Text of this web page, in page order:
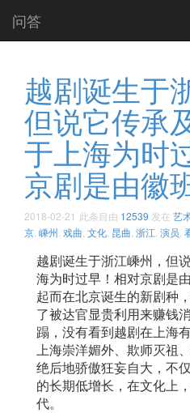
问答
越剧诞生于
但说它传承
于上海为时
京剧是由徽
2018-02-21 此条目由 12539 发在 艺
京 嵊州 戏曲 文化 昆曲 浙江 演员
越剧诞生于浙江嵊州，但
海为时过早！相对京剧是
起而在北京诞生的新剧种
了被达官显贵利用来赚钱
蹋，没有看到越剧在上海
上海崇洋媚外、欺师灭祖
绝后地骄傲狂妄自大，不
的长期低增长，在文化上
代。